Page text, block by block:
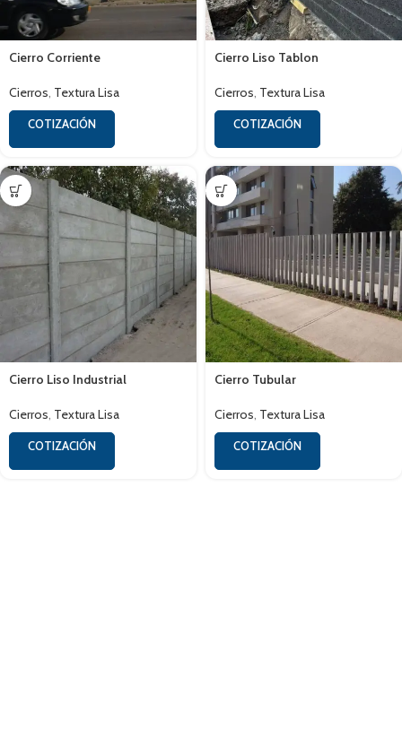
Cierro Corriente
Cierros, Textura Lisa
COTIZACIÓN
Cierro Liso Tablon
Cierros, Textura Lisa
COTIZACIÓN
Cierro Liso Industrial
Cierros, Textura Lisa
COTIZACIÓN
Cierro Tubular
Cierros, Textura Lisa
COTIZACIÓN